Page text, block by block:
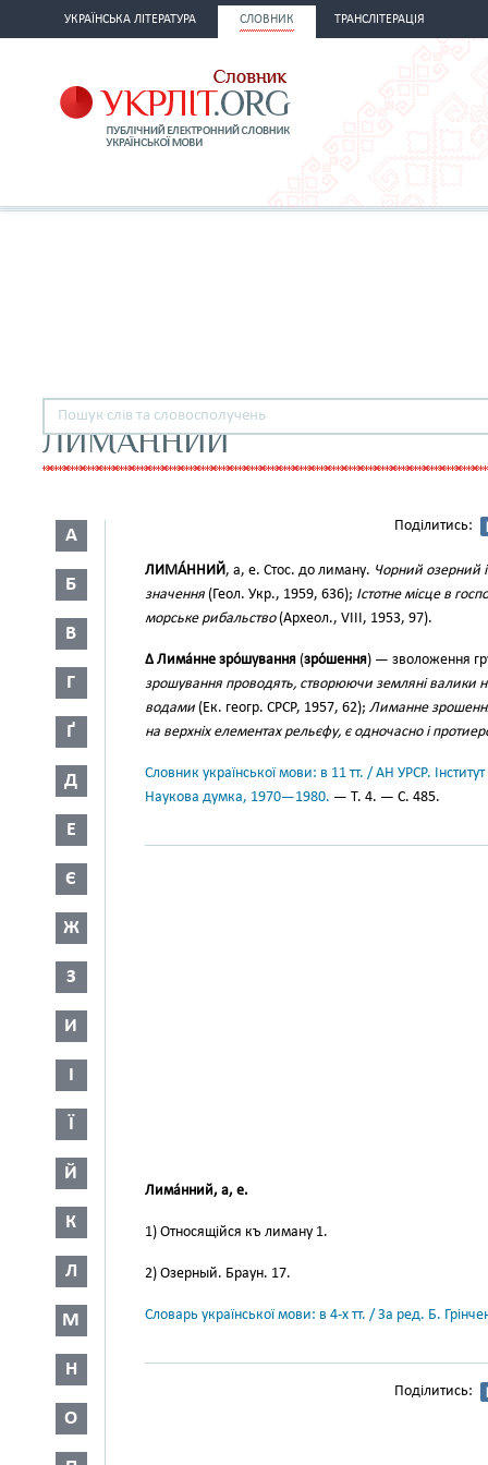
УКРАЇНСЬКА ЛІТЕРАТУРА СЛОВНИК ТРАНСЛІТЕРАЦІЯ
ЛИМАННИЙ
А
Б
В
Г
Ґ
Д
Е
Є
Ж
З
И
І
Ї
Й
К
Л
М
Н
О
Поділитись:
ЛИМА́ННИЙ, а, е. Стос. до лиману. Чорний озерний
значення (Геол. Укр., 1959, 636); Істотне місце в
морське рибальство(Археол., VIII, 1953, 97).
∆ Лима́нне зро́шування (зро́шення) — зволоження
зрошування проводять, створюючи земляні валики
водами (Ек. геогр. СРСР, 1957, 62); Лиманне
на верхніх елементах рельєфу, є одночасно і
Словник української мови: в 11 тт. / АН УРСР.
Наукова думка, 1970—1980. — Т. 4. — С. 485.
Лима́нний, а, е.
1) Относящійся къ лиману 1.
2) Озерный. Браун. 17.
Словарь української мови: в 4-х тт. / За ред. Б.
Поділитись: